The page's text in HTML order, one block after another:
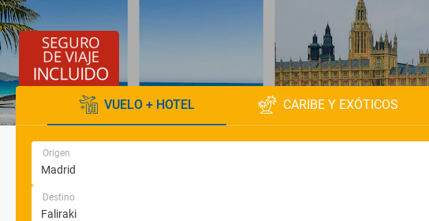
VUELO + HOTEL CARIBE Y EXÓTICOS
Origen
Destino